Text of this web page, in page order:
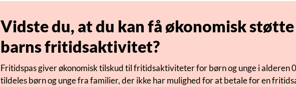
Vidste du, at du kan få økonomisk
barns fritidsaktivitet?
Fritidspas giver økonomisk tilskud til fritidsaktiviteter for børn og unge i alderen
tildeles børn og unge fra familier, der ikke har mulighed for at betale for en